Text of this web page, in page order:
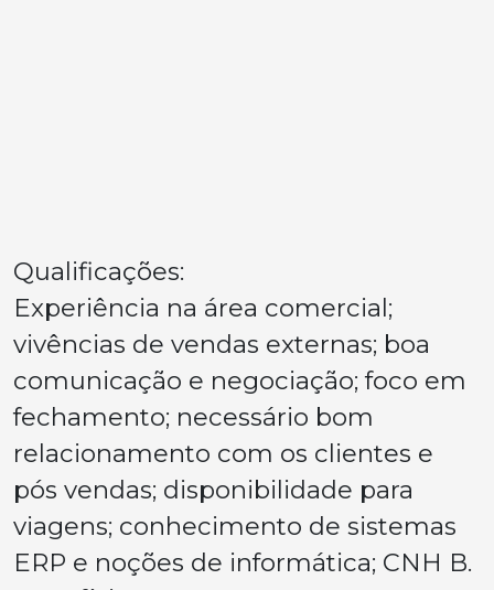
Qualificações:
Experiência na área comercial;
vivências de vendas externas; boa
comunicação e negociação; foco em
fechamento; necessário bom
relacionamento com os clientes e
pós vendas; disponibilidade para
viagens; conhecimento de sistemas
ERP e noções de informática; CNH B.